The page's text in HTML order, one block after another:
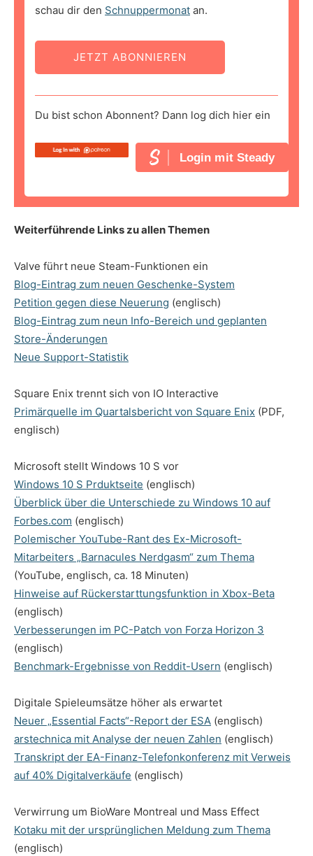
schau dir den Schnuppermonat an.
JETZT ABONNIEREN
Du bist schon Abonnent? Dann log dich hier ein
Login mit Steady
Weiterführende Links zu allen Themen
Valve führt neue Steam-Funktionen ein
Blog-Eintrag zum neuen Geschenke-System
Petition gegen diese Neuerung (englisch)
Blog-Eintrag zum neun Info-Bereich und geplanten
Store-Änderungen
Neue Support-Statistik
Square Enix trennt sich von IO Interactive
Primärquelle im Quartalsbericht von Square Enix (PDF,
englisch)
Microsoft stellt Windows 10 S vor
Windows 10 S Prduktseite (englisch)
Überblick über die Unterschiede zu Windows 10 auf
Forbes.com (englisch)
Polemischer YouTube-Rant des Ex-Microsoft-
Mitarbeiters „Barnacules Nerdgasm“ zum Thema
(YouTube, englisch, ca. 18 Minuten)
Hinweise auf Rückerstarttungsfunktion in Xbox-Beta
(englisch)
Verbesserungen im PC-Patch von Forza Horizon 3
(englisch)
Benchmark-Ergebnisse von Reddit-Usern (englisch)
Digitale Spieleumsätze höher als erwartet
Neuer „Essential Facts“-Report der ESA (englisch)
arstechnica mit Analyse der neuen Zahlen (englisch)
Transkript der EA-Finanz-Telefonkonferenz mit Verweis
auf 40% Digitalverkäufe (englisch)
Verwirrung um BioWare Montreal und Mass Effect
Kotaku mit der ursprünglichen Meldung zum Thema
(englisch)